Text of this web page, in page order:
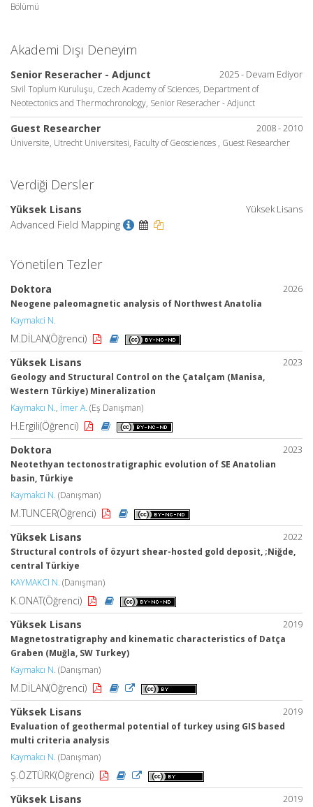
Bölümü
Akademi Dışı Deneyim
2025 - Devam Ediyor
Senior Reseracher - Adjunct
Sivil Toplum Kuruluşu, Czech Academy of Sciences, Department of
Neotectonics and Thermochronology, Senior Reseracher - Adjunct
2008 - 2010
Guest Researcher
Üniversite, Utrecht Universitesi, Faculty of Geosciences , Guest Researcher
Verdiği Dersler
Yüksek Lisans
Yüksek Lisans
Advanced Field Mapping
Yönetilen Tezler
2026
Doktora
Neogene paleomagnetic analysis of Northwest Anatolia
Kaymakci N.
M.DİLAN(Öğrenci)
2023
Yüksek Lisans
Geology and Structural Control on the Çatalçam (Manisa,
Western Türkiye) Mineralization
Kaymakcı N., İmer A. (Eş Danışman)
H.Ergili(Öğrenci)
2023
Doktora
Neotethyan tectonostratigraphic evolution of SE Anatolian
basin, Türkiye
Kaymakci N. (Danışman)
M.TUNCER(Öğrenci)
2022
Yüksek Lisans
Structural controls of özyurt shear-hosted gold deposit, ;Niğde,
central Türkiye
KAYMAKCI N. (Danışman)
K.ONAT(Öğrenci)
2019
Yüksek Lisans
Magnetostratigraphy and kinematic characteristics of Datça
Graben (Muğla, SW Turkey)
Kaymakcı N. (Danışman)
M.DİLAN(Öğrenci)
2019
Yüksek Lisans
Evaluation of geothermal potential of turkey using GIS based
multi criteria analysis
Kaymakcı N. (Danışman)
Ş.ÖZTÜRK(Öğrenci)
2019
Yüksek Lisans